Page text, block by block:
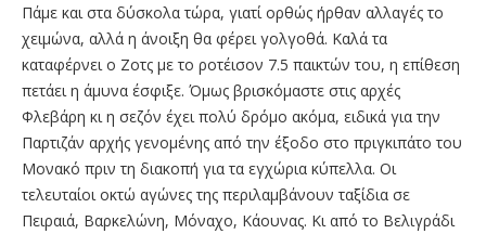
Πάμε και στα δύσκολα τώρα, γιατί ορθώς ήρθαν αλλαγές το
χειμώνα, αλλά η άνοιξη θα φέρει γολγοθά. Καλά τα
καταφέρνει ο Ζοτς με το ροτέισον 7.5 παικτών του, η επίθεση
πετάει η άμυνα έσφιξε. Όμως βρισκόμαστε στις αρχές
Φλεβάρη κι η σεζόν έχει πολύ δρόμο ακόμα, ειδικά για την
Παρτιζάν αρχής γενομένης από την έξοδο στο πριγκιπάτο του
Μονακό πριν τη διακοπή για τα εγχώρια κύπελλα. Οι
τελευταίοι οκτώ αγώνες της περιλαμβάνουν ταξίδια σε
Πειραιά, Βαρκελώνη, Μόναχο, Κάουνας. Κι από το Βελιγράδι